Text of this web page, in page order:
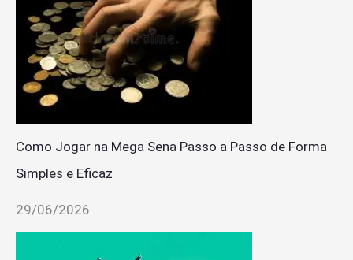
Como Jogar na Mega Sena Passo a Passo de Forma
Simples e Eficaz
29/06/2026